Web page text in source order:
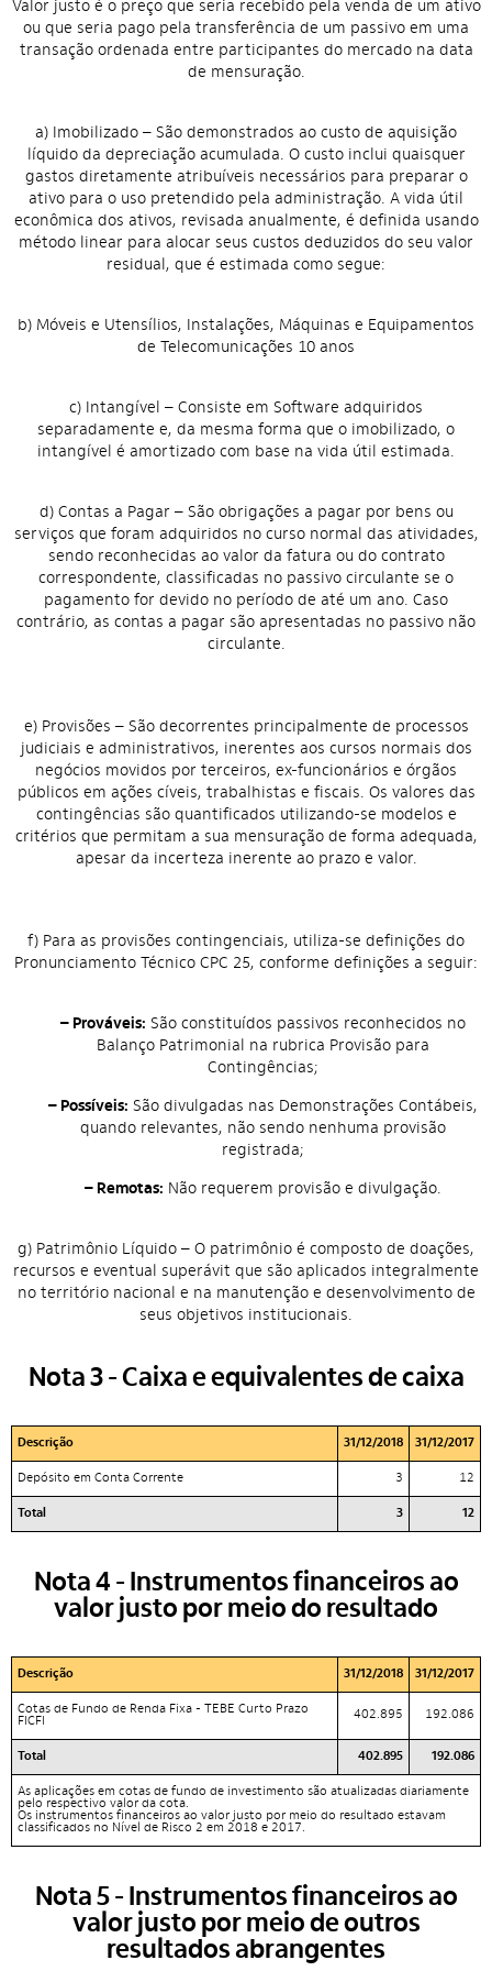
Valor justo é o preço que seria recebido pela venda de um ativo
ou que seria pago pela transferência de um passivo em uma
transação ordenada entre participantes do mercado na data
de mensuração.
a) Imobilizado – São demonstrados ao custo de aquisição
líquido da depreciação acumulada. O custo inclui quaisquer
gastos diretamente atribuíveis necessários para preparar o
ativo para o uso pretendido pela administração. A vida útil
econômica dos ativos, revisada anualmente, é definida usando
método linear para alocar seus custos deduzidos do seu valor
residual, que é estimada como segue:
b) Móveis e Utensílios, Instalações, Máquinas e Equipamentos
de Telecomunicações 10 anos
c) Intangível – Consiste em Software adquiridos
separadamente e, da mesma forma que o imobilizado, o
intangível é amortizado com base na vida útil estimada.
d) Contas a Pagar – São obrigações a pagar por bens ou
serviços que foram adquiridos no curso normal das atividades,
sendo reconhecidas ao valor da fatura ou do contrato
correspondente, classificadas no passivo circulante se o
pagamento for devido no período de até um ano. Caso
contrário, as contas a pagar são apresentadas no passivo não
circulante.
e) Provisões – São decorrentes principalmente de processos
judiciais e administrativos, inerentes aos cursos normais dos
negócios movidos por terceiros, ex-funcionários e órgãos
públicos em ações cíveis, trabalhistas e fiscais. Os valores das
contingências são quantificados utilizando-se modelos e
critérios que permitam a sua mensuração de forma adequada,
apesar da incerteza inerente ao prazo e valor.
f) Para as provisões contingenciais, utiliza-se definições do
Pronunciamento Técnico CPC 25, conforme definições a seguir:
– Prováveis: São constituídos passivos reconhecidos no
Balanço Patrimonial na rubrica Provisão para
Contingências;
– Possíveis: São divulgadas nas Demonstrações Contábeis,
quando relevantes, não sendo nenhuma provisão
registrada;
– Remotas: Não requerem provisão e divulgação.
g) Patrimônio Líquido – O patrimônio é composto de doações,
recursos e eventual superávit que são aplicados integralmente
no território nacional e na manutenção e desenvolvimento de
seus objetivos institucionais.
Nota 3 - Caixa e equivalentes de caixa
Descrição 31/12/2018 31/12/2017
Depósito em Conta Corrente 3 12
Total 3 12
Nota 4 - Instrumentos financeiros ao
valor justo por meio do resultado
Descrição 31/12/2018 31/12/2017
Cotas de Fundo de Renda Fixa - TEBE Curto Prazo
FICFI
402.895 192.086
Total 402.895 192.086
As aplicações em cotas de fundo de investimento são atualizadas diariamente
pelo respectivo valor da cota.
Os instrumentos financeiros ao valor justo por meio do resultado estavam
classificados no Nível de Risco 2 em 2018 e 2017.
Nota 5 - Instrumentos financeiros ao
valor justo por meio de outros
resultados abrangentes